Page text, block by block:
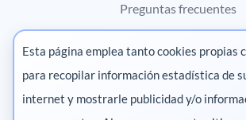
Preguntas frecuentes
Contáctanos
Marketing digital
Pharma
Esta página emplea tanto cookies propias
para recopilar información estadística de
internet y mostrarle publicidad y/o